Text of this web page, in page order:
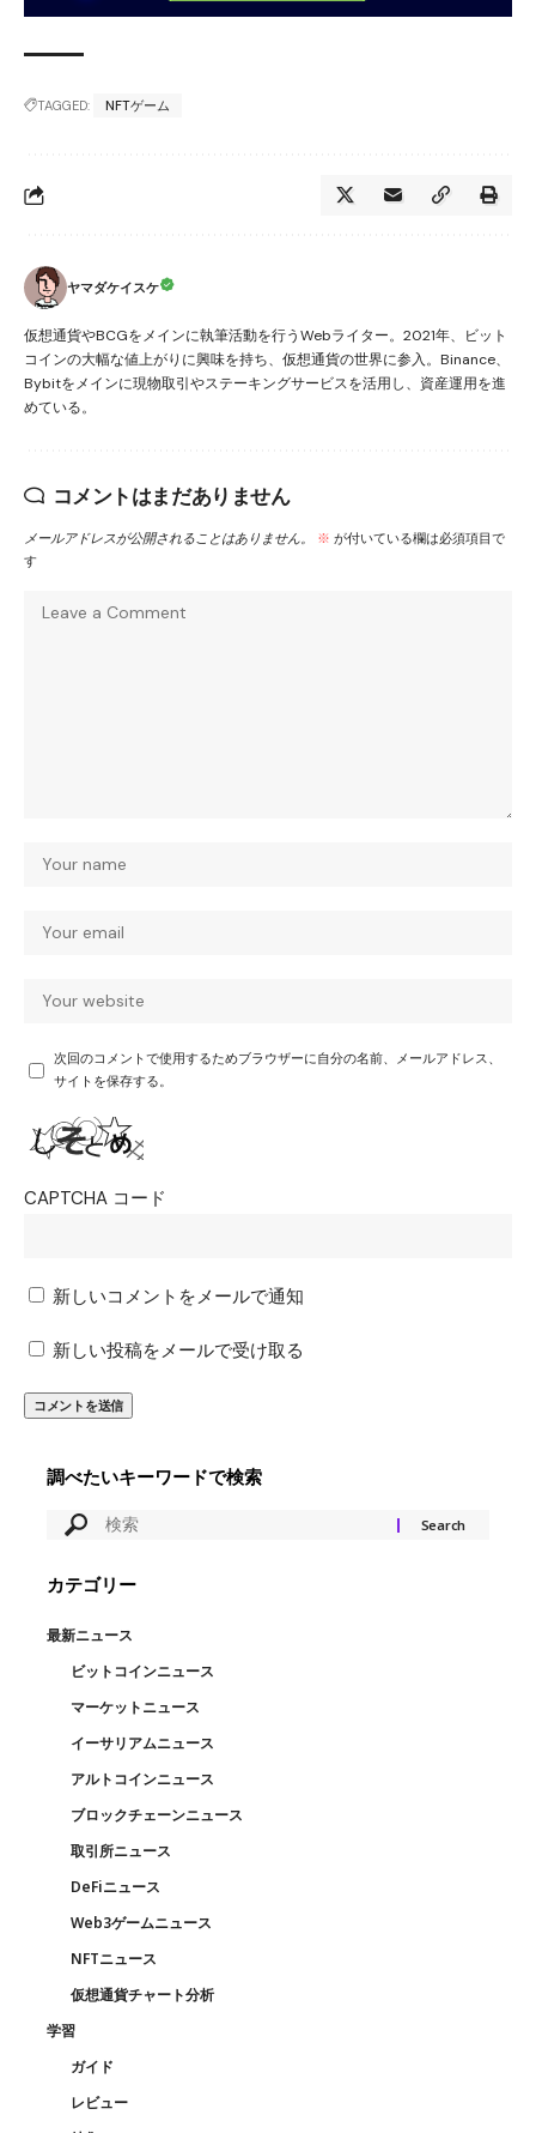
TAGGED: NFTゲーム
ヤマダケイスケ
仮想通貨やBCGをメインに執筆活動を行うWebライター。2021年、ビット
コインの大幅な値上がりに興味を持ち、仮想通貨の世界に参入。Binance、
Bybitをメインに現物取引やステーキングサービスを活用し、資産運用を進
めている。
コメントはまだありません
メールアドレスが公開されることはありません。 ※ が付いている欄は必須項目で
す
次回のコメントで使用するためブラウザーに自分の名前、メールアドレス、
サイトを保存する。
CAPTCHA コード
新しいコメントをメールで通知
新しい投稿をメールで受け取る
調べたいキーワードで検索
カテゴリー
最新ニュース
ビットコインニュース
マーケットニュース
イーサリアムニュース
アルトコインニュース
ブロックチェーンニュース
取引所ニュース
DeFiニュース
Web3ゲームニュース
NFTニュース
仮想通貨チャート分析
学習
ガイド
レビュー